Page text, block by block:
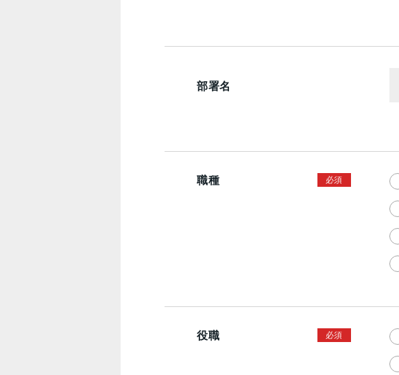
部署名
職種
役職